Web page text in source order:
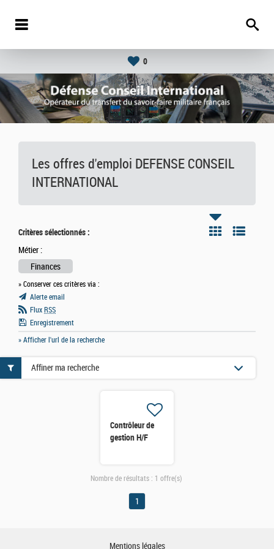
0
Les offres d'emploi DEFENSE CONSEIL
INTERNATIONAL
Critères sélectionnés :
Métier :
Finances
» Conserver ces critères via :
Alerte email
Flux RSS
Enregistrement
» Afficher l'url de la recherche
Contrôleur de
gestion H/F
Affiner ma recherche
Nombre de résultats : 1 offre(s)
1
Mentions légales